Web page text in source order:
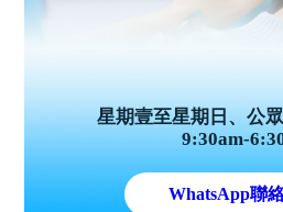
星期壹至星期日、公
9:30am-
WhatsApp聯